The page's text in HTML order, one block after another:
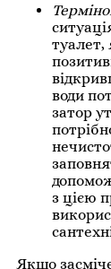
туалет,
води
затор
з цією
Якщо